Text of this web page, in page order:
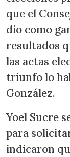
que el
dio como
resultados
las actas
triunfo lo
González.
Yoel Sucre
para
indicaron